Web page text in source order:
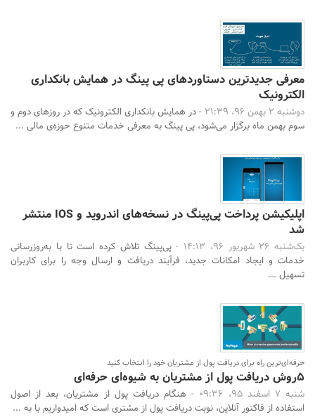
معرفی جدیدترین دستاوردهای پی پینگ در همایش بانکداری
الکترونیک
دوشنبه 2 بهمن 96، 21:39 -
در همایش بانکداری الکترونیک که در روزهای دوم و
سوم بهمن ماه برگزار می‌شود، پی پینگ به معرفی خدمات متنوع حوزه‌ی مالی ...
اپلیکیشن پرداخت پی‌پینگ در نسخه‌های اندروید و IOS منتشر
شد
یک‌شنبه 26 شهریور 96، 14:13 -
پی‌پینگ تلاش کرده است تا با به‌روزرسانی
خدمات و ایجاد امکانات جدید، فرآیند دریافت و ارسال وجه را برای کاربران
تسهیل ...
حرفه‌ای‌ترین راه برای دریافت پول از مشتریان خود را انتخاب کنید
5روش دریافت پول از مشتریان به شیوه‌ای حرفه‌ای
شنبه 7 اسفند 95، 09:36 -
هنگام دریافت پول از مشتریان، بعد از اصول
استفاده از فاکتور آنلاین، نوبت دریافت پول از مشتری است که امیدواریم با به‌ ...